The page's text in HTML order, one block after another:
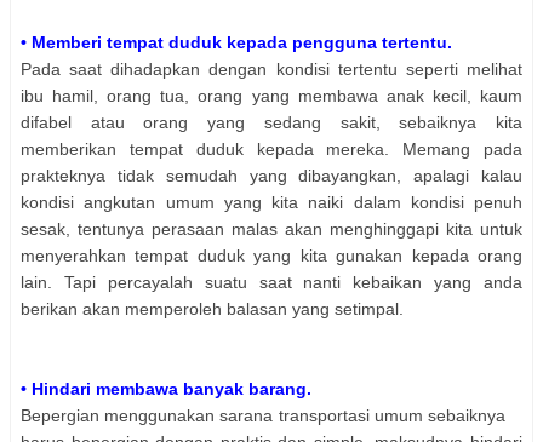
• Memberi tempat duduk kepada pengguna tertentu.
Pada saat dihadapkan dengan kondisi tertentu seperti melihat
ibu hamil, orang tua, orang yang membawa anak kecil, kaum
difabel atau orang yang sedang sakit, sebaiknya kita
memberikan tempat duduk kepada mereka. Memang pada
prakteknya tidak semudah yang dibayangkan, apalagi kalau
kondisi angkutan umum yang kita naiki dalam kondisi penuh
sesak, tentunya perasaan malas akan menghinggapi kita untuk
menyerahkan tempat duduk yang kita gunakan kepada orang
lain. Tapi percayalah suatu saat nanti kebaikan yang anda
berikan akan memperoleh balasan yang setimpal.
• Hindari membawa banyak barang.
Bepergian menggunakan sarana transportasi umum sebaiknya